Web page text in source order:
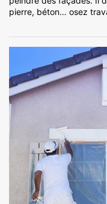
pierre, béton… osez